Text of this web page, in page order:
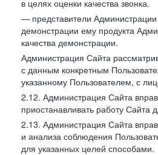
в целях оценки качества звонка.
— представители
демонстрации ему продукта
качества демонстрации.
Администрация Сайта
с данным конкретным
указанному Пользователем, с
2.12. Администрация Сайта
приостанавливать работу
2.13. Администрация Сайта
и анализа соблюдения
для указанных целей способами.